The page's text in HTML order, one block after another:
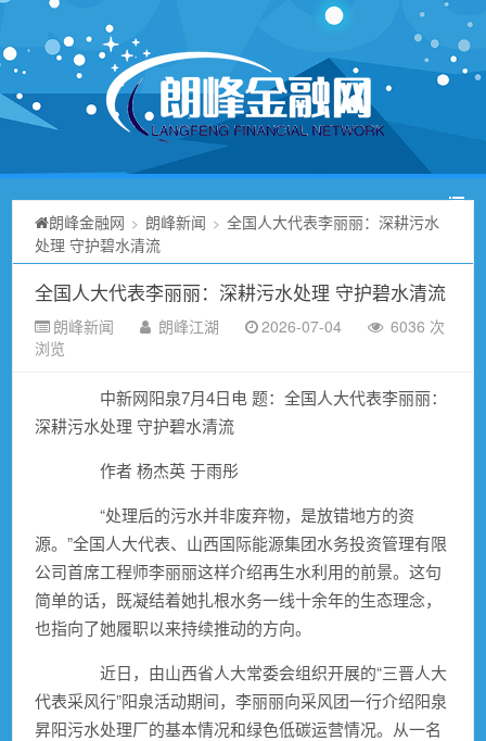
朗峰金融网 > 朗峰新闻 > 全国人大代表李丽丽：深耕污水
处理 守护碧水清流
全国人大代表李丽丽：深耕污水处理 守护碧水清流
朗峰新闻 朗峰江湖 2026-07-04
6036 次
浏览
中新网阳泉7月4日电 题：全国人大代表李丽丽：
深耕污水处理 守护碧水清流
作者 杨杰英 于雨彤
“处理后的污水并非废弃物，是放错地方的资
源。”全国人大代表、山西国际能源集团水务投资管理有限
公司首席工程师李丽丽这样介绍再生水利用的前景。这句
简单的话，既凝结着她扎根水务一线十余年的生态理念，
也指向了她履职以来持续推动的方向。
近日，由山西省人大常委会组织开展的“三晋人大
代表采风行”阳泉活动期间，李丽丽向采风团一行介绍阳泉
昇阳污水处理厂的基本情况和绿色低碳运营情况。从一名